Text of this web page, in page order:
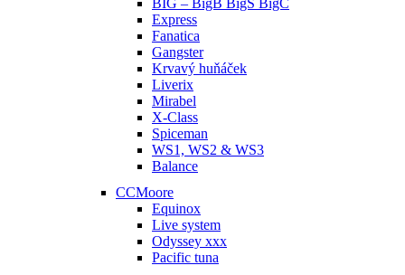
Express
Fanatica
Gangster
Krvavý huňáček
Liverix
Mirabel
X-Class
Spiceman
WS1, WS2 & WS3
Balance
CCMoore
Equinox
Live system
Odyssey xxx
Pacific tuna